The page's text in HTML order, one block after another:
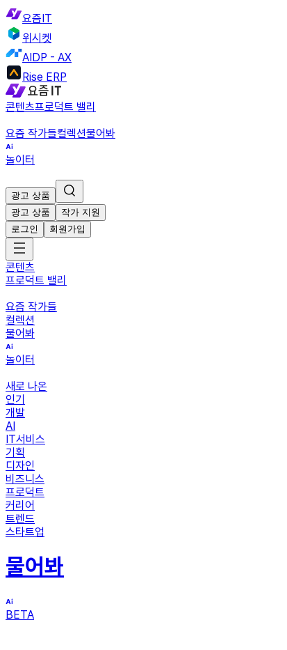
요즘IT
위시켓
AIDP - AX
Rise ERP
콘텐츠프로덕트 밸리
요즘 작가들컬렉션물어봐
놀이터
광고 상품
광고 상품
작가 지원
로그인
회원가입
콘텐츠
프로덕트 밸리
요즘 작가들
컬렉션
물어봐
놀이터
새로 나온
인기
개발
AI
IT서비스
기획
디자인
비즈니스
프로덕트
커리어
트렌드
스타트업
물어봐
BETA